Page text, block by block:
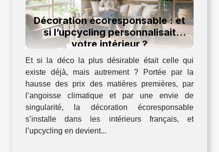
Décoration écoresponsable : et
si l’upcycling personnalisait
votre intérieur ?
Et si la déco la plus désirable était celle qui
existe déjà, mais autrement ? Portée par la
hausse des prix des matières premières, par
l’angoisse climatique et par une envie de
singularité, la décoration écoresponsable
s’installe dans les intérieurs français, et
l’upcycling en devient...